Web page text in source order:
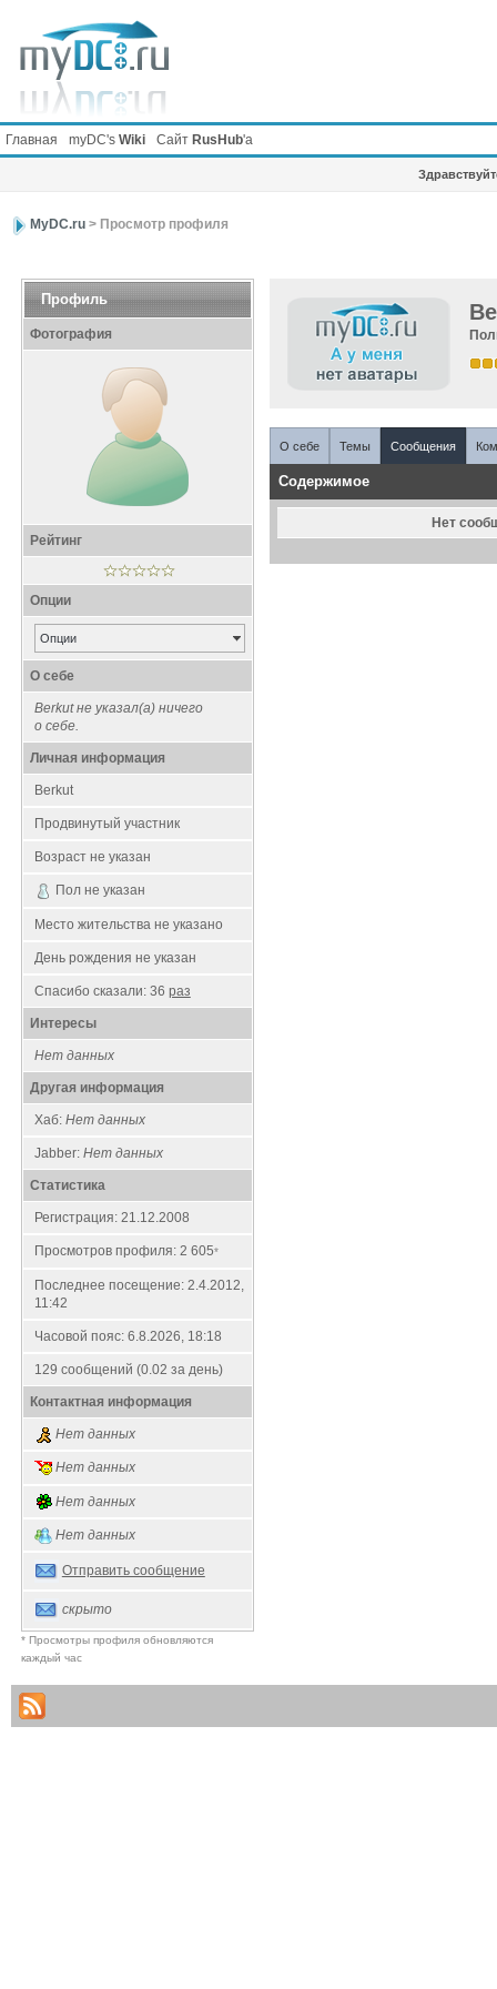
Главная myDC's Wiki Сайт RusHub'а
MyDC.ru> Просмотр профиля
Профиль
Фотография
Рейтинг
Опции
Опции
О себе
Berkut не указал(а) ничего
о себе.
Личная информация
Berkut
Продвинутый участник
Возраст не указан
Пол не указан
Место жительства не указано
День рождения не указан
Спасибо сказали: 36 раз
Интересы
Нет данных
Другая информация
Хаб: Нет данных
Jabber: Нет данных
Статистика
Регистрация: 21.12.2008
Просмотров профиля: 2 605*
Последнее посещение: 2.4.2012,
11:42
Часовой пояс: 6.8.2026, 18:18
129 сообщений (0.02 за день)
Контактная информация
Нет данных
Нет данных
Нет данных
Нет данных
Отправить сообщение
скрыто
* Просмотры профиля обновляются
каждый час
О себе Темы Сообщения
Содержимое
Нет